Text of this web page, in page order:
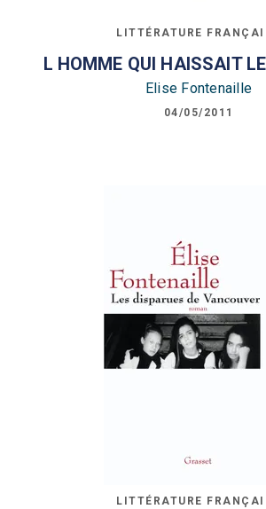
LITTÉRATURE
L HOMME QUI HAISSAIT
Elise Fontenaille
04/05/2011
LITTÉRATURE